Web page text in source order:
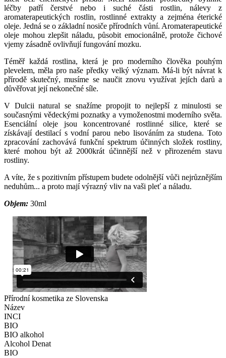
léčby patří čerstvé nebo i suché části rostlin, nálevy z
aromaterapeutických rostlin, rostlinné extrakty a zejména éterické
oleje. Jedná se o základní nosiče přírodních vůní. Aromaterapeutické
oleje mohou zlepšit náladu, působit emocionálně, protože čichové
vjemy zásadně ovlivňují fungování mozku.
Téměř každá rostlina, která je pro moderního člověka pouhým
plevelem, měla pro naše předky velký význam. Má-li být návrat k
přírodě skutečný, musíme se naučit znovu využívat jejích darů a
důvěřovat její nekonečné síle.
V Dulcii natural se snažíme propojit to nejlepší z minulosti se
současnými vědeckými poznatky a vymoženostmi moderního světa.
Esenciální oleje jsou koncentrované rostlinné silice, které se
získávají destilací s vodní parou nebo lisováním za studena. Toto
zpracování zachovává funkční spektrum účinných složek rostliny,
které mohou být až 2000krát účinnější než v přirozeném stavu
rostliny.
A víte, že s pozitivním přístupem budete odolnější vůči nejrůznějším
neduhům... a proto mají výrazný vliv na vaši pleť a náladu.
Objem: 30ml
Přírodní kosmetika ze Slovenska
Název
INCI
BIO
BIO alkohol
Alcohol Denat
BIO